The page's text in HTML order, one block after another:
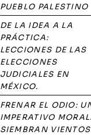
PUEBLO PALESTINO
DE LA IDEA A LA
PRÁCTICA:
LECCIONES DE LAS
ELECCIONES
JUDICIALES EN
MÉXICO.
FRENAR EL ODIO:
IMPERATIVO MORAL.
SIEMBRAN